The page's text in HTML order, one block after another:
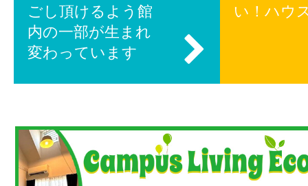
ごし頂けるよう館
内の一部が生まれ
変わっています
い！ハウ